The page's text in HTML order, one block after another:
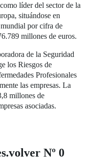
líder del sector de la
situándose en
por cifra de
millones de euros.
de la Seguridad
los Riesgos de
Profesionales
las empresas. La
millones de
asociadas.
Nº 0